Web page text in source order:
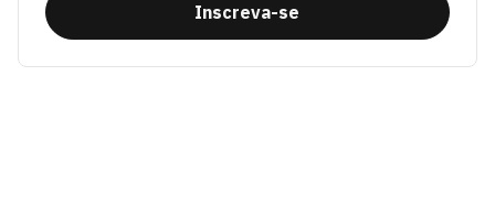
Inscreva-se